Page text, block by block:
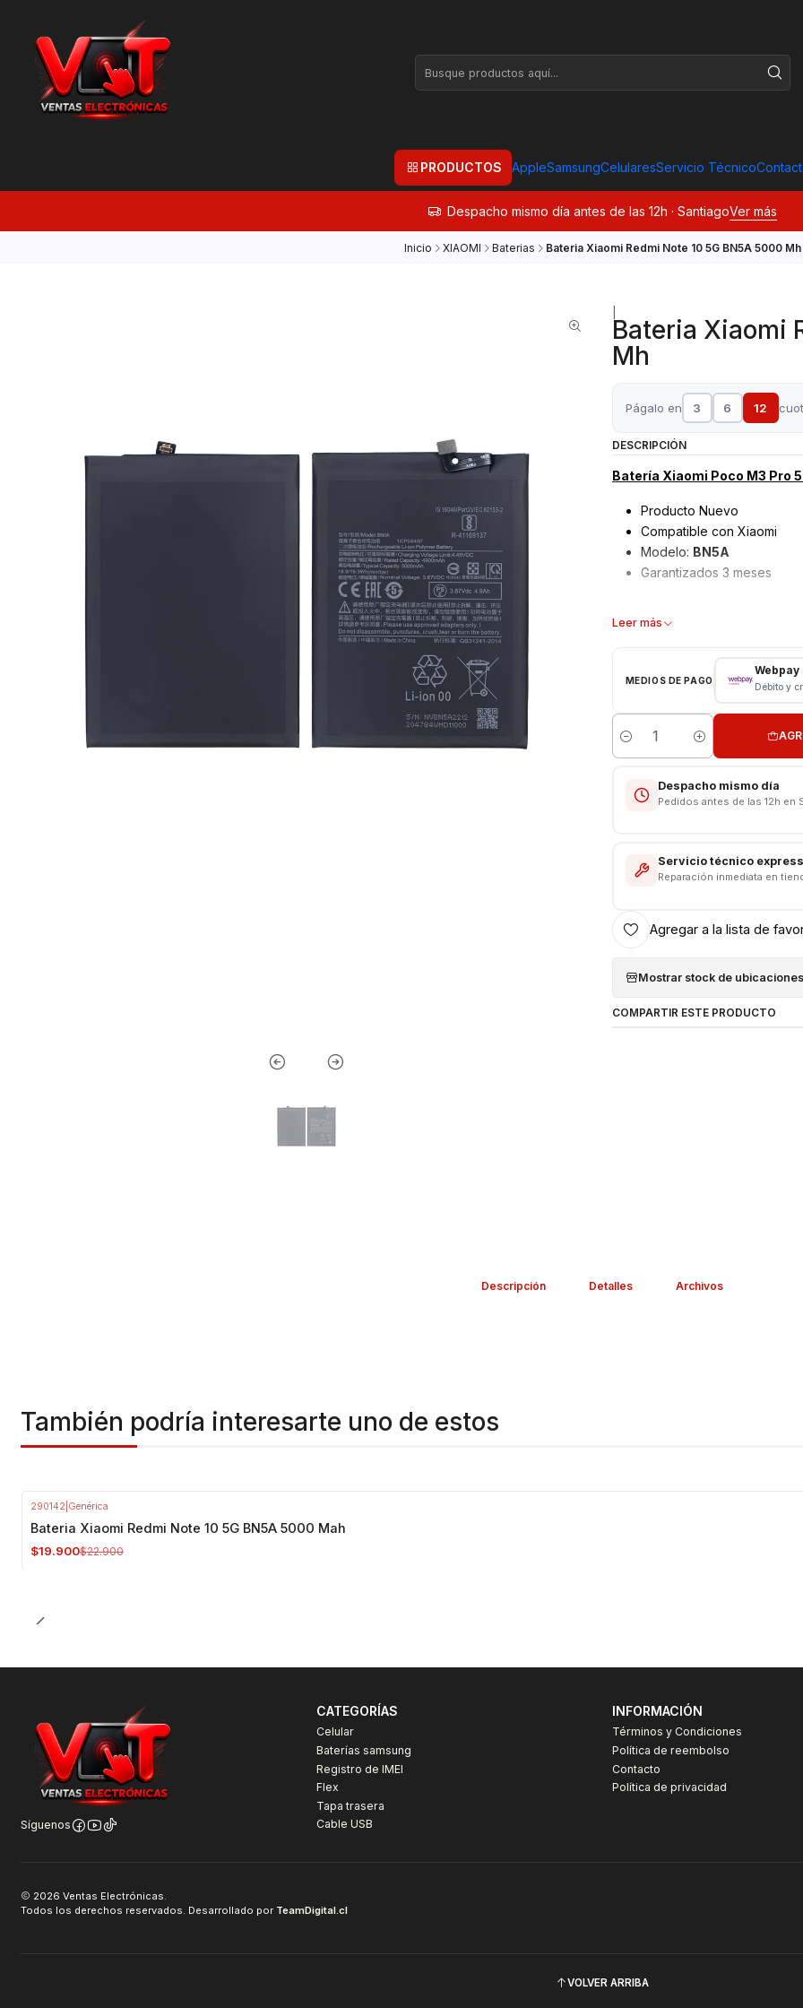
PRODUCTOS AppleSamsungCelularesServicio Técnico
Despacho mismo día antes de las 12h · SantiagoVer más
Inicio XIAOMI Baterias Bateria Xiaomi Redmi Note 10 5G BN5A 5000 Mh
Bateria Xiaomi
Mh
Págalo en 3 6 12
DESCRIPCIÓN
Batería Xiaomi Poco M3 Pro
Producto Nuevo
Compatible con Xiaomi
Modelo: BN5A
Garantizados 3 meses
Capacidad: 5000 mAh
Límite Voltaje: 4.4v
Compatibilidades:
Xiaomi Redmi Note 10 5G
Xiaomi Poco M3 Pro 5G
Xiaomi Redmi 10 5G
Xiaomi Redmi Note 10T /
Leer más
MEDIOS DE PAGO
Webpay
Débito y
Cantidad
Despacho mismo día
Pedidos antes de las 12h en
Servicio técnico express
Reparación inmediata en
Agregar a la lista de
Mostrar stock de ubicaciones
COMPARTIR ESTE PRODUCTO
Descripción Detalles Archivos
También podría interesarte uno de estos
290142 Genérica
Bateria Xiaomi Redmi Note 10 5G BN5A 5000 Mah
$19.900$22.900
Síguenos
CATEGORÍAS
Celular
Baterías samsung
Registro de IMEI
Flex
Tapa trasera
Cable USB
INFORMACIÓN
Términos y Condiciones
Política de reembolso
Contacto
Política de privacidad
2026 Ventas Electrónicas.
Todos los derechos reservados. Desarrollado por TeamDigital.cl
VOLVER ARRIBA